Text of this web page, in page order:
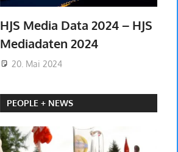
HJS Media Data 2024 – HJS
Mediadaten 2024
20. Mai 2024
PEOPLE + NEWS